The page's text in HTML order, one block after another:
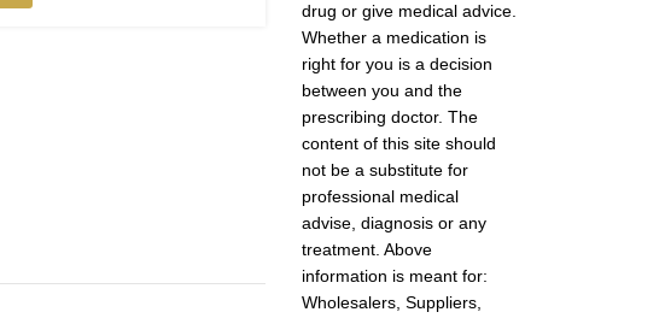
drug or give medical advice.
Whether a medication is
right for you is a decision
between you and the
prescribing doctor. The
content of this site should
not be a substitute for
professional medical
advise, diagnosis or any
treatment. Above
information is meant for:
Wholesalers, Suppliers,